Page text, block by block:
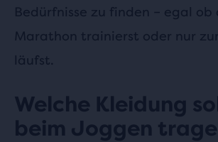
Bedürfnisse zu finden – egal ob
Marathon trainierst oder nur
läufst.
Welche Kleidung
beim Joggen